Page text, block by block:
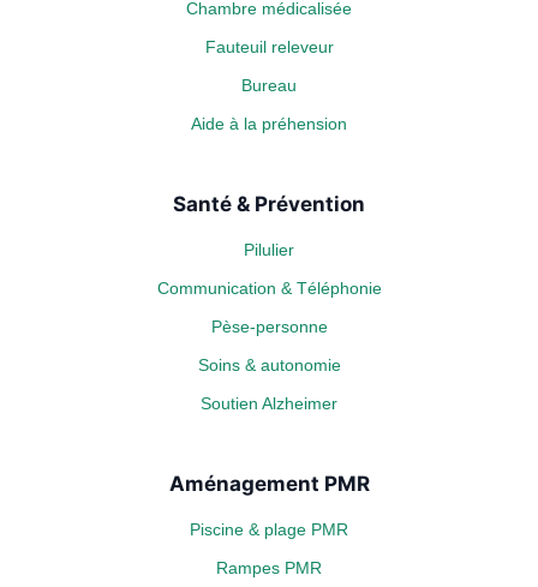
Chambre médicalisée
Fauteuil releveur
Bureau
Aide à la préhension
Santé & Prévention
Pilulier
Communication & Téléphonie
Pèse-personne
Soins & autonomie
Soutien Alzheimer
Aménagement PMR
Piscine & plage PMR
Rampes PMR